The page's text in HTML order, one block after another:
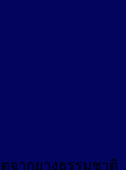
จากยางธรรมชาติ